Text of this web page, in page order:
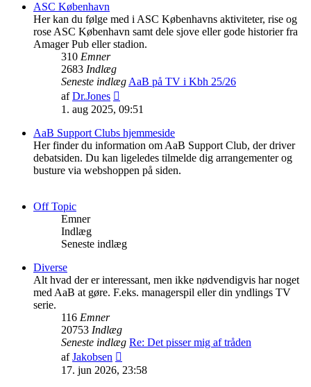
ASC København
Her kan du følge med i ASC Københavns aktiviteter, rise og
rose ASC København samt dele sjove eller gode historier fra
Amager Pub eller stadion.
310 Emner
2683 Indlæg
Seneste indlægAaB på TV i Kbh 25/26
afDr.Jones
det
indlæg
1. aug 2025, 09:51
AaB Support Clubs hjemmeside
Her finder du information om AaB Support Club, der driver
debatsiden. Du kan ligeledes tilmelde dig arrangementer og
busture via webshoppen på siden.
Off Topic
Emner
Indlæg
Seneste indlæg
Diverse
Alt hvad der er interessant, men ikke nødvendigvis har noget
med AaB at gøre. F.eks. managerspil eller din yndlings TV
serie.
116 Emner
20753 Indlæg
Seneste indlæg Re: Det pisser mig af tråden
afJakobsen
det
17. jun 2026, 23:58